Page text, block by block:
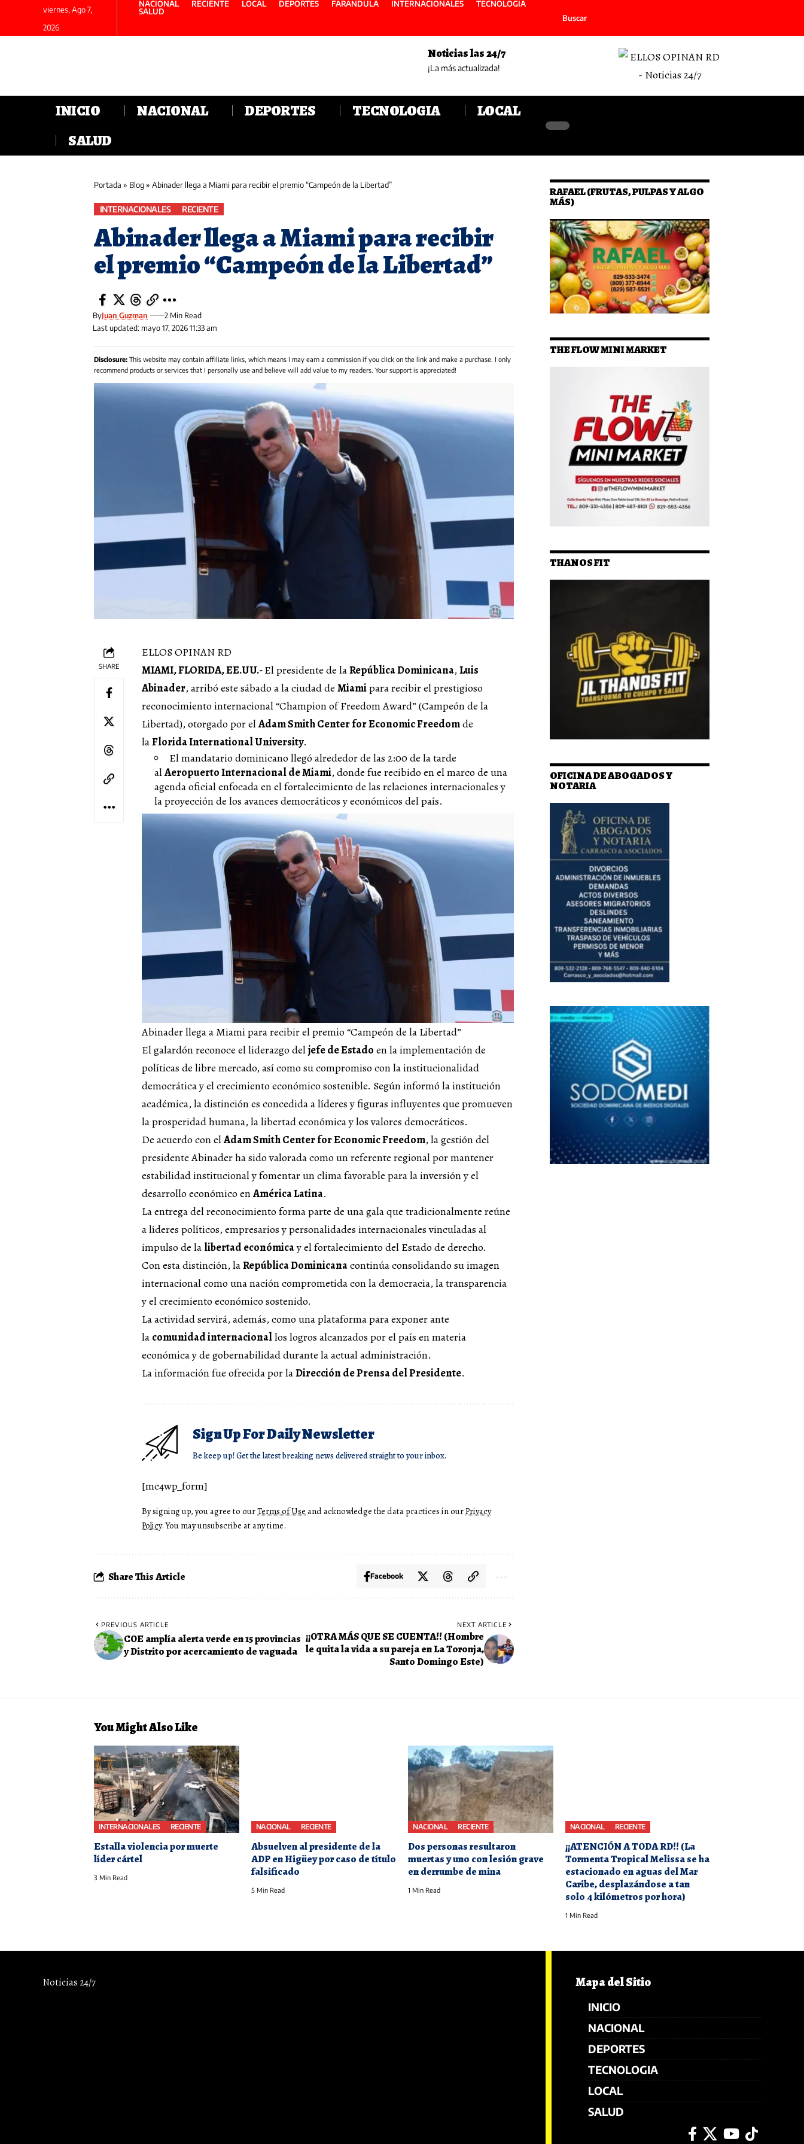
viernes, Ago 7,
2026
NACIONAL RECIENTE LOCAL DEPORTES FARANDULA INTERNACIONALES
TECNOLOGIA
SALUD
Buscar
Noticias las 24/7
¡La más actualizada!
INICIO NACIONAL DEPORTES TECNOLOGIA
LOCAL
SALUD
Portada » Blog» Abinader llega a Miami para recibir el premio “Campeón de la Libertad”
INTERNACIONALES RECIENTE
Abinader llega a Miami para recibir
el premio “Campeón de la Libertad”
Last updated: mayo 17, 2026 11:33 am
ByJuan Guzman 2 Min Read
Disclosure: This website may contain affiliate links, which means I may earn a commission if you click on the link and make a purchase. I only
recommend products or services that I personally use and believe will add value to my readers. Your support is appreciated!
SHARE
ELLOS OPINAN RD
MIAMI, FLORIDA, EE.UU.-El presidente de laRepública Dominicana,Luis
Abinader, arribó este sábado a la ciudad de Miamipara recibir el prestigioso
reconocimiento internacional “Champion of Freedom Award” (Campeón de la
Libertad), otorgado por elAdam Smith Center for Economic Freedomde
laFlorida International University.
El mandatario dominicano llegó alrededor de las 2:00 de la tarde
alAeropuerto Internacional de Miami, donde fue recibido en el marco de una
agenda oficial enfocada en el fortalecimiento de las relaciones internacionales y
la proyección de los avances democráticos y económicos del país.
Abinader llega a Miami para recibir el premio “Campeón de la Libertad”
El galardón reconoce el liderazgo deljefe de Estado en la implementación de
políticas de libre mercado, así como su compromiso con la institucionalidad
democrática y el crecimiento económico sostenible. Según informó la institución
académica, la distinción es concedida a líderes y figuras influyentes que promueven
la prosperidad humana, la libertad económica y los valores democráticos.
De acuerdo con elAdam Smith Center for Economic Freedom, la gestión del
presidente Abinader ha sido valorada como un referente regional por mantener
estabilidad institucional y fomentar un clima favorable para la inversión y el
desarrollo económico enAmérica Latina.
La entrega del reconocimiento forma parte de una gala que tradicionalmente reúne
a líderes políticos, empresarios y personalidades internacionales vinculadas al
impulso de la libertad económicay el fortalecimiento del Estado de derecho.
Con esta distinción, laRepública Dominicanacontinúa consolidando su imagen
internacional como una nación comprometida con la democracia, la transparencia
y el crecimiento económico sostenido.
La actividad servirá, además, como una plataforma para exponer ante
la comunidad internacionallos logros alcanzados por el país en materia
económica y de gobernabilidad durante la actual administración.
La información fue ofrecida por laDirección de Prensa del Presidente.
Sign Up For Daily Newsletter
Be keep up! Get the latest breaking news delivered straight to your inbox.
[mc4wp_form]
By signing up, you agree to ourTerms of Useand acknowledge the data practices in ourPrivacy
Policy. You may unsubscribe at any time.
Share This Article Facebook
PREVIOUS ARTICLE
COE amplía alerta verde en 15 provincias
y Distrito por acercamiento de vaguada
NEXT ARTICLE
¡¡OTRA MÁS QUE SE CUENTA!! (Hombre
le quita la vida a su pareja en La Toronja,
Santo Domingo Este)
RAFAEL (FRUTAS, PULPAS Y ALGO
MÁS)
THE FLOW MINI MARKET
THANOS FIT
OFICINA DE ABOGADOS Y
NOTARIA
You Might Also Like
INTERNACIONALES RECIENTE
Estalla violencia por muerte
líder cártel
3 Min Read
NACIONAL RECIENTE
Absuelven al presidente de la
ADP en Higüey por caso de título
falsificado
5 Min Read
NACIONAL RECIENTE
Dos personas resultaron
muertas y uno con lesión grave
en derrumbe de mina
1 Min Read
NACIONAL RECIENTE
¡¡ATENCIÓN A TODA RD!! (La
Tormenta Tropical Melissa se ha
estacionado en aguas del Mar
Caribe, desplazándose a tan
solo 4 kilómetros por hora)
1 Min Read
Noticias 24/7 Mapa del Sitio
INICIO
NACIONAL
DEPORTES
TECNOLOGIA
LOCAL
SALUD